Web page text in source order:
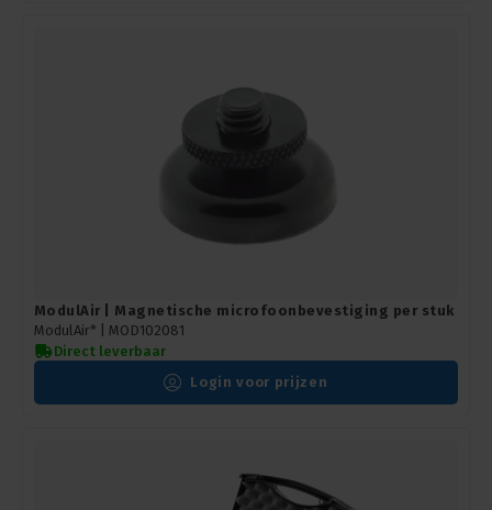
ModulAir | Magnetische microfoonbevestiging per stuk
ModulAir* | MOD102081
Direct leverbaar
Login voor prijzen